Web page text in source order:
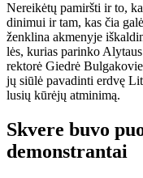
Ne­rei­kė­tų pa­mirš­ti ir to,
di­ni­mui ir tam, kas čia
žen­kli­na ak­me­ny­je
lės, ku­rias pa­rin­ko
rek­to­rė Gied­rė
jų siū­lė pa­va­din­ti erd­vę
lu­sių kū­rė­jų at­mi­ni­mą.
Skve­re bu­vo
de­monst­ran­tai